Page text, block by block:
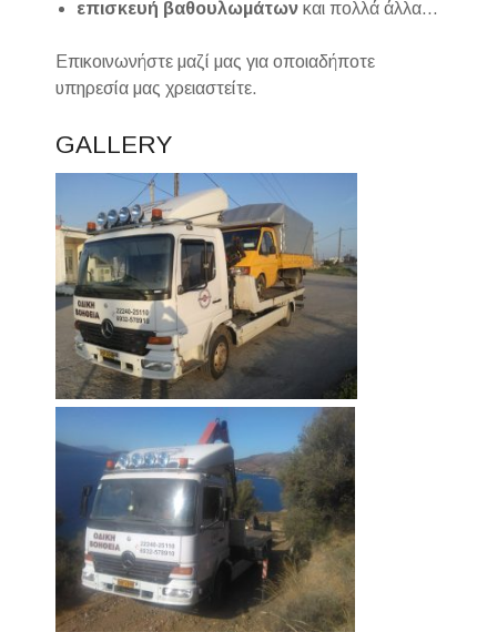
επισκευή βαθουλωμάτων και πολλά άλλα…
Επικοινωνήστε μαζί μας για οποιαδήποτε
υπηρεσία μας χρειαστείτε.
GALLERY